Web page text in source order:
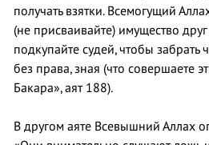
получать взятки. Всемогущий
(не присваивайте) имущество
подкупайте судей, чтобы забрать
без права, зная (что совершаете
Бакара», аят 188).
В другом аяте Всевышний Аллах